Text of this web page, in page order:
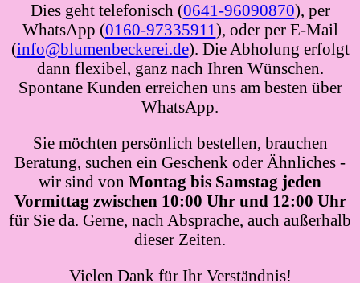
Dies geht telefonisch (0641-96090870), per
WhatsApp (0160-97335911), oder per E-Mail
(info@blumenbeckerei.de). Die Abholung erfolgt
dann flexibel, ganz nach Ihren Wünschen.
Spontane Kunden erreichen uns am besten über
WhatsApp.
Sie möchten persönlich bestellen, brauchen
Beratung, suchen ein Geschenk oder Ähnliches -
wir sind von Montag bis Samstag jeden
Vormittag zwischen 10:00 Uhr und 12:00 Uhr
für Sie da. Gerne, nach Absprache, auch außerhalb
dieser Zeiten.
Vielen Dank für Ihr Verständnis!